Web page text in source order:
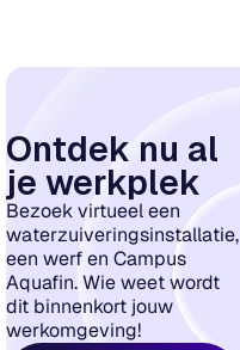
Ontdek nu al
je werkplek
Bezoek virtueel een
waterzuiveringsinstallatie,
een werf en Campus
Aquafin. Wie weet wordt
dit binnenkort jouw
werkomgeving!